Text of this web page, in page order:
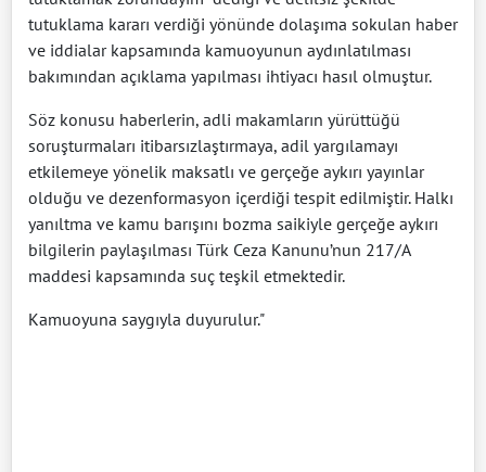
tutuklama kararı verdiği yönünde dolaşıma sokulan haber
ve iddialar kapsamında kamuoyunun aydınlatılması
bakımından açıklama yapılması ihtiyacı hasıl olmuştur.
Söz konusu haberlerin, adli makamların yürüttüğü
soruşturmaları itibarsızlaştırmaya, adil yargılamayı
etkilemeye yönelik maksatlı ve gerçeğe aykırı yayınlar
olduğu ve dezenformasyon içerdiği tespit edilmiştir. Halkı
yanıltma ve kamu barışını bozma saikiyle gerçeğe aykırı
bilgilerin paylaşılması Türk Ceza Kanunu’nun 217/A
maddesi kapsamında suç teşkil etmektedir.
Kamuoyuna saygıyla duyurulur."